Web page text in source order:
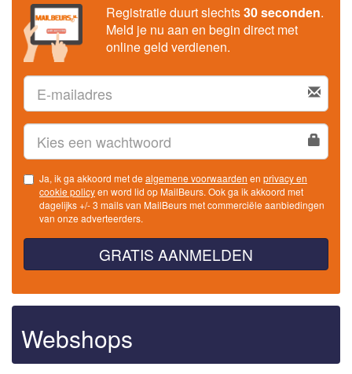
Registratie duurt slechts30 seconden.
Meld je nu aan en begin direct met
online geld verdienen.
Ja, ik ga akkoord met de algemene voorwaarden en privacy en
cookie policy
dagelijks +/- 3 mails van MailBeurs met commerciële aanbiedingen
van onze adverteerders.
GRATIS AANMELDEN
Webshops